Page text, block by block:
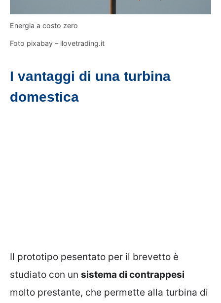
Energia a costo zero
Foto pixabay – ilovetrading.it
I vantaggi di una turbina
domestica
Il prototipo pesentato per il brevetto è
studiato con un sistema di contrappesi
molto prestante, che permette alla turbina di